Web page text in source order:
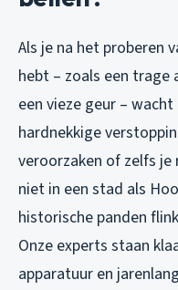
Als je na het proberen
hebt – zoals een trage
een vieze geur –
hardnekkige
veroorzaken of zelfs
niet in een stad als
historische panden
Onze experts staan
apparatuur en